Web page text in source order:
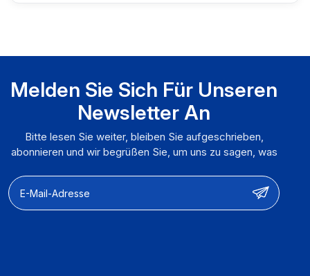
zertifizierte Produkte entfernen?
Melden Sie Sich Für Unseren
Newsletter An
Bitte lesen Sie weiter, bleiben Sie aufgeschrieben,
abonnieren und wir begrüßen Sie, um uns zu sagen, was